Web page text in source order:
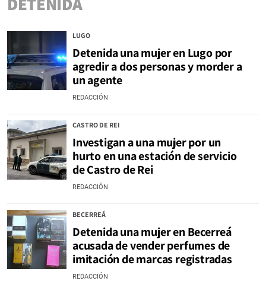
LUGO
Detenida una mujer en Lugo por
agredir a dos personas y morder a
un agente
REDACCIÓN
CASTRO DE REI
Investigan a una mujer por un
hurto en una estación de servicio
de Castro de Rei
REDACCIÓN
BECERREÁ
Detenida una mujer en Becerreá
acusada de vender perfumes de
imitación de marcas registradas
REDACCIÓN